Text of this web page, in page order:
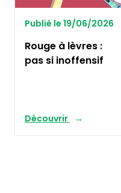
Publié le 19/06/2026
Rouge à lèvres :
pas si inoffensif
Découvrir